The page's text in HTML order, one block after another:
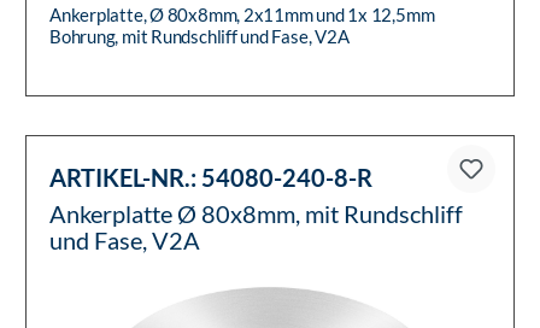
Ankerplatte, Ø 80x8mm, 2x11mm und 1x 12,5mm
Bohrung, mit Rundschliff und Fase, V2A
ARTIKEL-NR.: 54080-240-8-R
Ankerplatte Ø 80x8mm, mit Rundschliff
und Fase, V2A